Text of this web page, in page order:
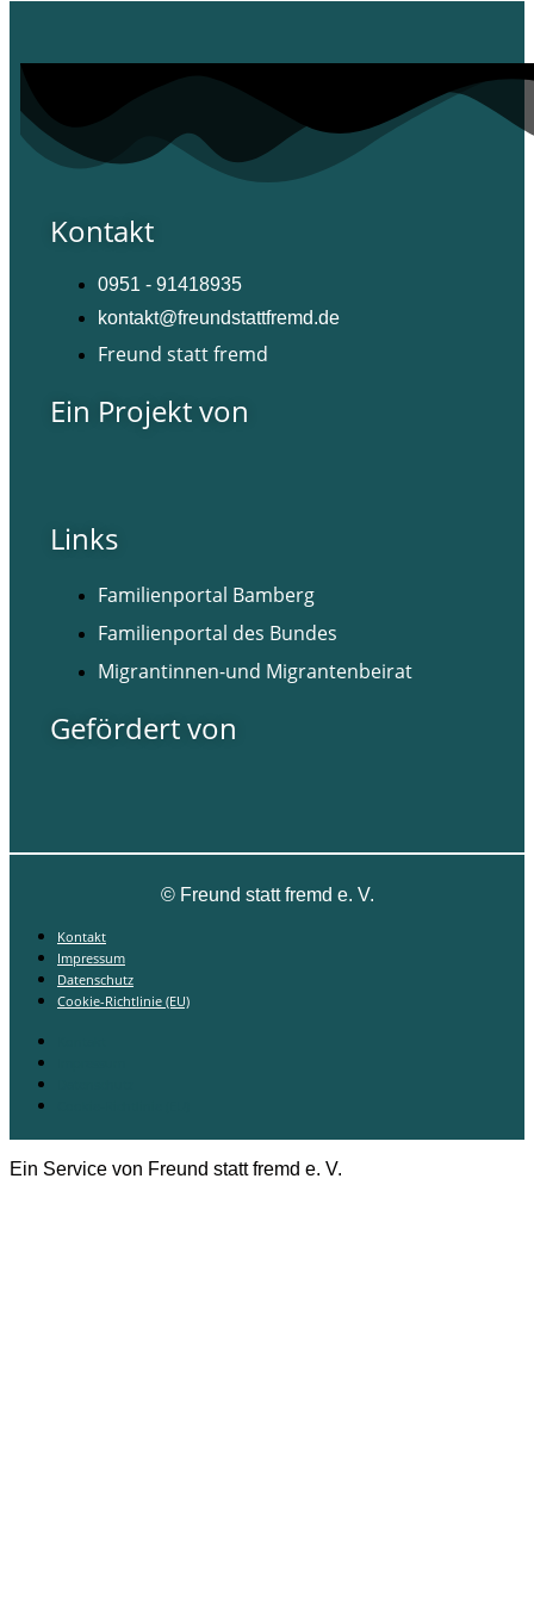
Kontakt
0951 - 91418935
kontakt@freundstattfremd.de
Freund statt fremd
Ein Projekt von
Links
Familienportal Bamberg
Familienportal des Bundes
Migrantinnen-und Migrantenbeirat
Gefördert von
©Freund statt fremd e. V.
Kontakt
Impressum
Datenschutz
Cookie-Richtlinie (EU)
Ein Service von Freund statt fremd e. V.